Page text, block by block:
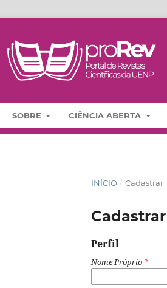
SOBRE CIÊNCIA ABERTA
INÍCIO / Cadastrar
Cadastrar
Perfil
Nome Próprio *